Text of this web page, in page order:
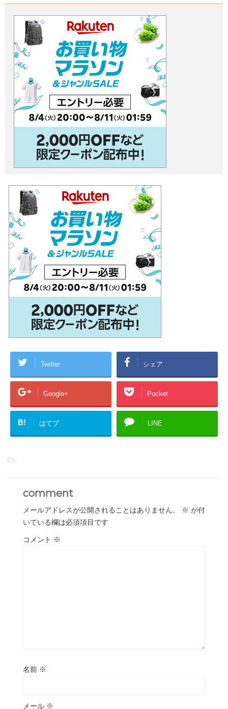
Twitter シェア
Google+ Pocket
B! はてブ LINE
-
comment
メールアドレスが公開されることはありません。 ※ が付
いている欄は必須項目です
コメント ※
名前 ※
メール ※